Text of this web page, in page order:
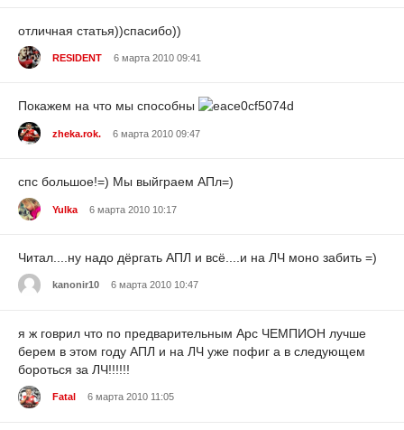
отличная статья))спасибо))
RESIDENT 6 марта 2010 09:41
Покажем на что мы способны
zheka.rok. 6 марта 2010 09:47
спс большое!=) Мы выйграем АПл=)
Yulka 6 марта 2010 10:17
Читал....ну надо дёргать АПЛ и всё....и на ЛЧ моно забить =)
kanonir10 6 марта 2010 10:47
я ж говрил что по предварительным Арс ЧЕМПИОН лучше
берем в этом году АПЛ и на ЛЧ уже пофиг а в следующем
бороться за ЛЧ!!!!!!
Fatal 6 марта 2010 11:05